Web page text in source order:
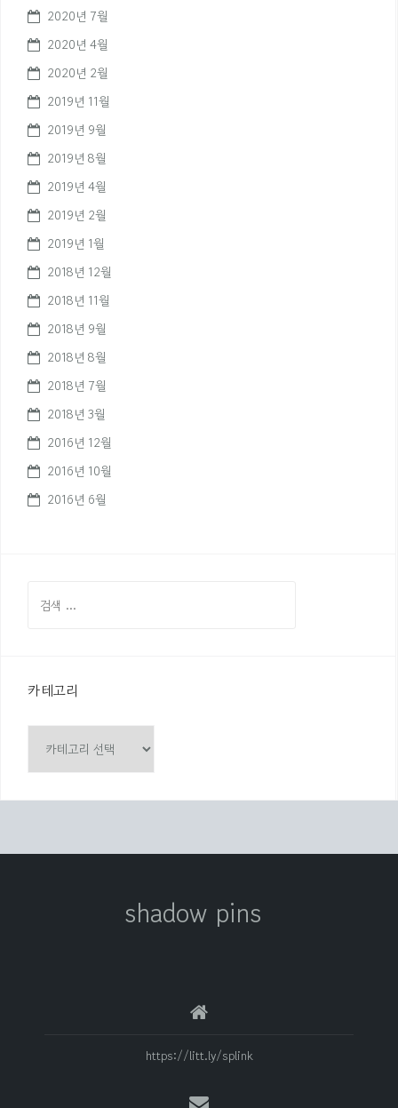
2020년 7월
2020년 4월
2020년 2월
2019년 11월
2019년 9월
2019년 8월
2019년 4월
2019년 2월
2019년 1월
2018년 12월
2018년 11월
2018년 9월
2018년 8월
2018년 7월
2018년 3월
2016년 12월
2016년 10월
2016년 6월
카테고리
리
shadow pins
https://litt.ly/splink